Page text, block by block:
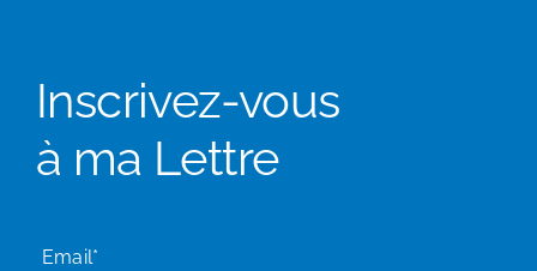
Inscrivez-vous
à ma Lettre
Email*